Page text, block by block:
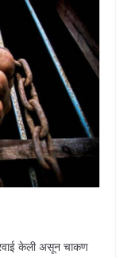
केली असून चाकण